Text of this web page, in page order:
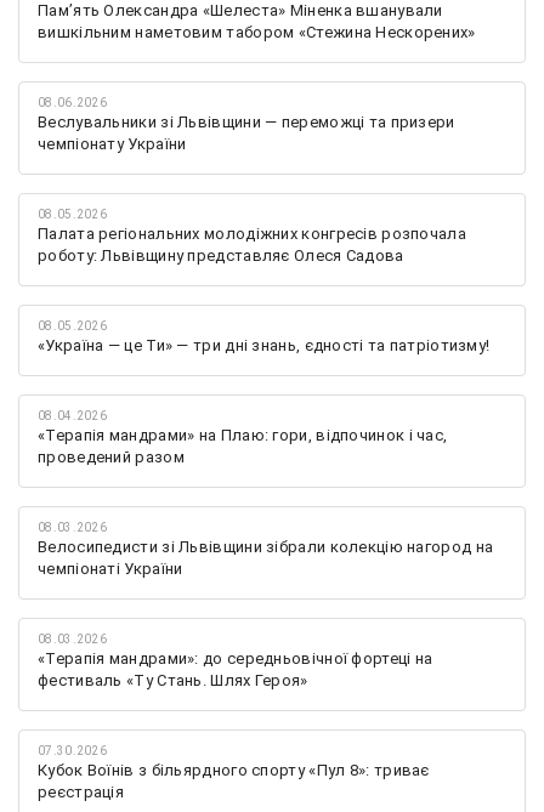
Памʼять Олександра «Шелеста» Міненка вшанували
вишкільним наметовим табором «Стежина Нескорених»
08.06.2026
Веслувальники зі Львівщини — переможці та призери
чемпіонату України
08.05.2026
Палата регіональних молодіжних конгресів розпочала
роботу: Львівщину представляє Олеся Садова
08.05.2026
«Україна — це Ти» — три дні знань, єдності та патріотизму!
08.04.2026
«Терапія мандрами» на Плаю: гори, відпочинок і час,
проведений разом
08.03.2026
Велосипедисти зі Львівщини зібрали колекцію нагород на
чемпіонаті України
08.03.2026
«Терапія мандрами»: до середньовічної фортеці на
фестиваль «Ту Стань. Шлях Героя»
07.30.2026
Кубок Воїнів з більярдного спорту «Пул 8»: триває
реєстрація